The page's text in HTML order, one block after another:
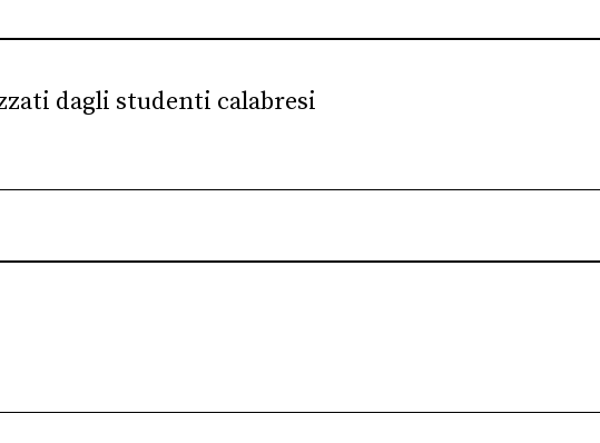
dagli studenti calabresi